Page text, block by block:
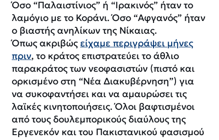
Όσο “Παλαιστίνιος” ή “Ιρακινός” ήταν το
λαμόγιο με το Κοράνι. Όσο “Αφγανός” ήταν
ο βιαστής ανηλίκων της Νίκαιας.
Όπως ακριβώς είχαμε περιγράψει μήνες
πριν, το κράτος επιστρατεύει το άθλιο
παρακράτος των νεοφασιστών (πιστό και
ορκισμένο στη “Νέα Διακυβέρνηση”) για
να συκοφαντήσει και να αμαυρώσει τις
λαϊκές κινητοποιήσεις. Όλοι βαφτισμένοι
από τους δουλεμπορικούς διαύλους της
Εργενεκόν και του Πακιστανικού φασισμού